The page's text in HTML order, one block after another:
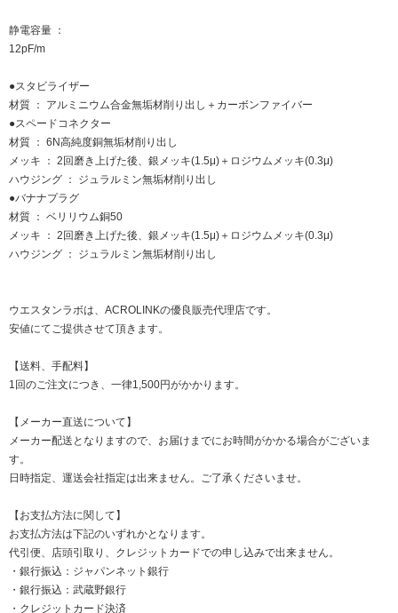
静電容量 ：
12pF/m
●スタビライザー
材質 ： アルミニウム合金無垢材削り出し＋カーボンファイバー
●スペードコネクター
材質 ： 6N高純度銅無垢材削り出し
メッキ ： 2回磨き上げた後、銀メッキ(1.5μ)＋ロジウムメッキ(0.3μ)
ハウジング ： ジュラルミン無垢材削り出し
●バナナプラグ
材質 ： ベリリウム銅50
メッキ ： 2回磨き上げた後、銀メッキ(1.5μ)＋ロジウムメッキ(0.3μ)
ハウジング ： ジュラルミン無垢材削り出し
ウエスタンラボは、ACROLINKの優良販売代理店です。
安値にてご提供させて頂きます。
【送料、手配料】
1回のご注文につき、一律1,500円がかかります。
【メーカー直送について】
メーカー配送となりますので、お届けまでにお時間がかかる場合がございま
す。
日時指定、運送会社指定は出来ません。ご了承くださいませ。
【お支払方法に関して】
お支払方法は下記のいずれかとなります。
代引便、店頭引取り、クレジットカードでの申し込みで出来ません。
・銀行振込：ジャパンネット銀行
・銀行振込：武蔵野銀行
・クレジットカード決済